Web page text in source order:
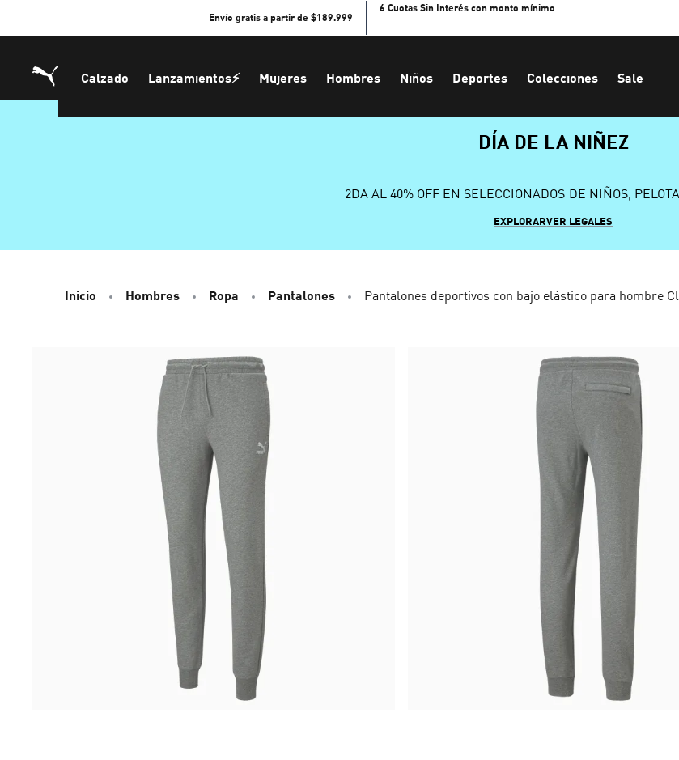
Envío gratis a partir de $189.999
6 Cuotas Sin Interés con monto mínimo
Calzado Lanzamientos⚡ Mujeres Hombres Niños Deportes Colecciones Sale
DÍA DE LA NIÑEZ
2DA AL 40% OFF EN SELECCIONADOS DE NIÑOS,
EXPLORARVER LEGALES
Inicio Hombres Ropa Pantalones Pantalones deportivos con bajo elástico para hombre